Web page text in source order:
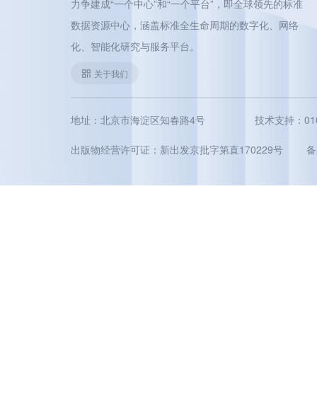
力争建成“一个中心”和“一个平台”，即全球领先的标准
数据资源中心，涵盖标准全生命周期的数字化、网络
化、智能化研究与服务平台。
关于我们
地址：北京市海淀区知春路4号 技术支持：
出版物经营许可证：新出发京批字第直170229号